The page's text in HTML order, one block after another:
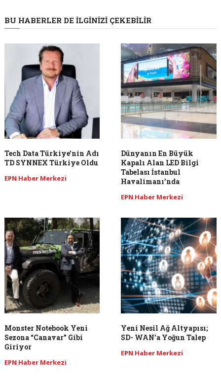
BU HABERLER DE İLGINIZI ÇEKEBILIR
Tech Data Türkiye’nin Adı
TD SYNNEX Türkiye Oldu
EPN Haber Merkezi
Dünyanın En Büyük
Kapalı Alan LED Bilgi
Tabelası İstanbul
Havalimanı’nda
EPN Haber Merkezi
Monster Notebook Yeni
Sezona “Canavar” Gibi
Giriyor
EPN Haber Merkezi
Yeni Nesil Ağ Altyapısı;
SD- WAN’a Yoğun Talep
EPN Haber Merkezi